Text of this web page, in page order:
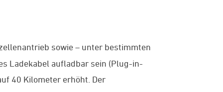
sowie – unter bestimmten
Ladekabel aufladbar sein (Plug-in-
40 Kilometer erhöht. Der